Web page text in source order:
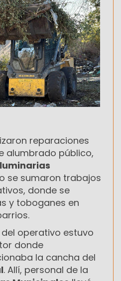
reparaciones
alumbrado público,
se sumaron trabajos
donde se
y toboganes en
operativo estuvo
donde
la cancha del
. Allí, personal de la